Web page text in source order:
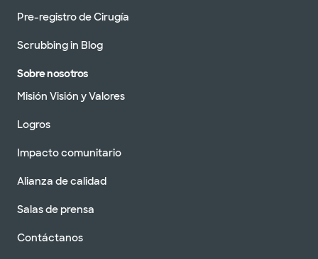
Pre-registro de Cirugía
Scrubbing in Blog
Sobre nosotros
Misión Visión y Valores
Logros
Impacto comunitario
Alianza de calidad
Salas de prensa
Contáctanos